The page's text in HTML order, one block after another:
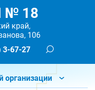
№ 18
край,
106
3-67-27
организации